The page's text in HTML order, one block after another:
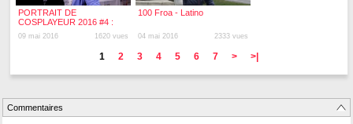
PORTRAIT DE
COSPLAYEUR 2016 #4 :
Patricia et Alex cosplay
09 mai 2016 1620 vues
100 Froa - Latino
04 mai 2016 2333 vues
1 2 3 4 5 6 7 > >|
Commentaires